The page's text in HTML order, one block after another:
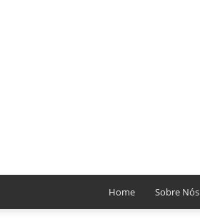
Home Sobre Nós